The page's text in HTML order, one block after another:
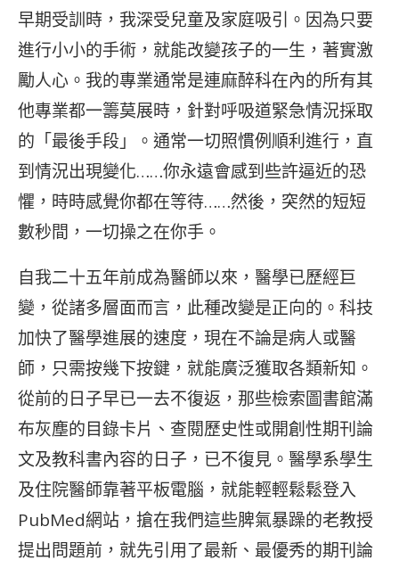
早期受訓時，我深受兒童及家庭吸引。因為只要
進行小小的手術，就能改變孩子的一生，著實激
勵人心。我的專業通常是連麻醉科在內的所有其
他專業都一籌莫展時，針對呼吸道緊急情況採取
的「最後手段」。通常一切照慣例順利進行，直
到情況出現變化……你永遠會感到些許逼近的恐
懼，時時感覺你都在等待……然後，突然的短短
數秒間，一切操之在你手。
自我二十五年前成為醫師以來，醫學已歷經巨
變，從諸多層面而言，此種改變是正向的。科技
加快了醫學進展的速度，現在不論是病人或醫
師，只需按幾下按鍵，就能廣泛獲取各類新知。
從前的日子早已一去不復返，那些檢索圖書館滿
布灰塵的目錄卡片、查閱歷史性或開創性期刊論
文及教科書內容的日子，已不復見。醫學系學生
及住院醫師靠著平板電腦，就能輕輕鬆鬆登入
PubMed網站，搶在我們這些脾氣暴躁的老教授
提出問題前，就先引用了最新、最優秀的期刊論